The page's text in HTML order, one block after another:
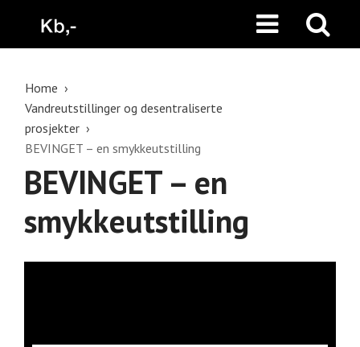
Home
Vandreutstillinger og desentraliserte
prosjekter
BEVINGET – en smykkeutstilling
BEVINGET – en
smykkeutstilling